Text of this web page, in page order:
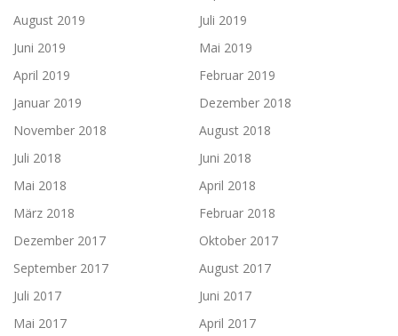
August 2019
Juli 2019
Juni 2019
Mai 2019
April 2019
Februar 2019
Januar 2019
Dezember 2018
November 2018
August 2018
Juli 2018
Juni 2018
Mai 2018
April 2018
März 2018
Februar 2018
Dezember 2017
Oktober 2017
September 2017
August 2017
Juli 2017
Juni 2017
Mai 2017
April 2017